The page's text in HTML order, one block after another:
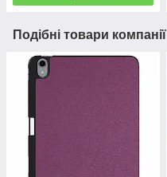
Подібні товари компанії